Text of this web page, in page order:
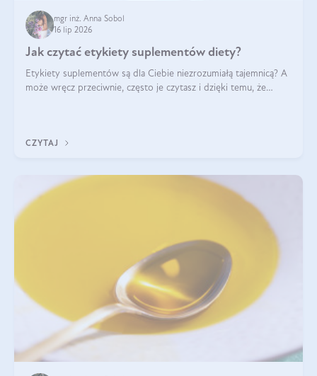
mgr inż. Anna Sobol
16 lip 2026
Jak czytać etykiety suplementów diety?
Etykiety suplementów są dla Ciebie niezrozumiałą tajemnicą? A
może wręcz przeciwnie, często je czytasz i dzięki temu, że
CZYTAJ